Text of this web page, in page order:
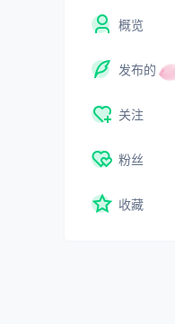
概览
发布的
关注
粉丝
收藏